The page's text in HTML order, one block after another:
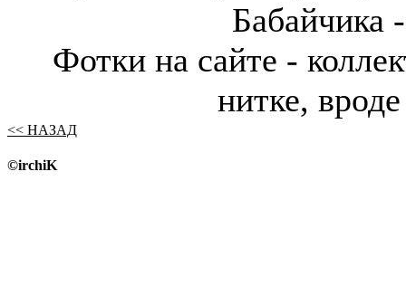
Бабайчика
Фотки на сайте -
нитке,
<< НАЗАД
©irchiK